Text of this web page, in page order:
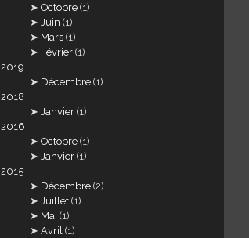
Octobre (1)
Juin (1)
Mars (1)
Février (1)
2019
Décembre (1)
2018
Janvier (1)
2016
Octobre (1)
Janvier (1)
2015
Décembre (2)
Juillet (1)
Mai (1)
Avril (1)